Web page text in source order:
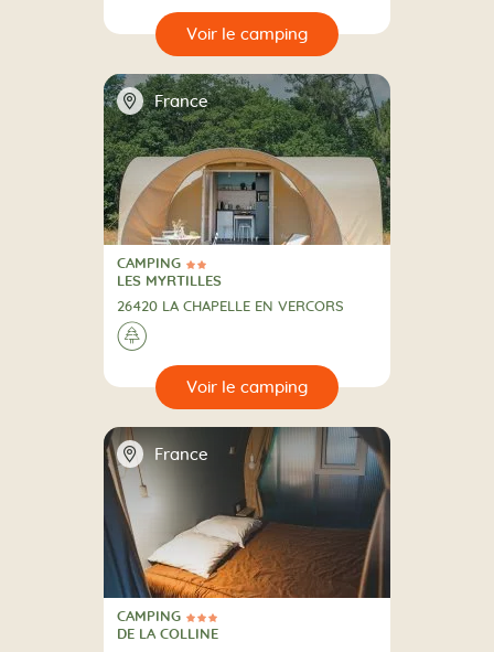
📍 France
2 Étoiles
CAMPING
CAMPING
LES MYRTILLES
26420 LA CHAPELLE EN VERCORS
A la campagne
🌲
📍 France
3 Étoiles
CAMPING
CAMPING
DE LA COLLINE